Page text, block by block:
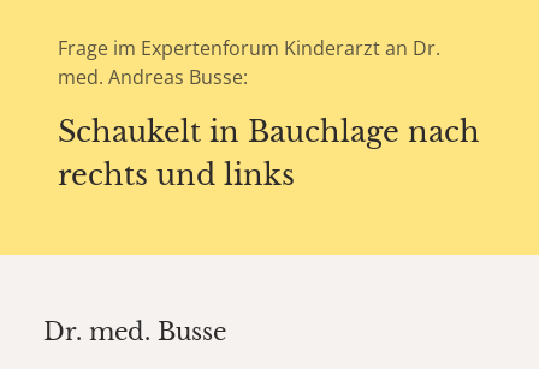
Frage im Expertenforum Kinderarzt an Dr.
med. Andreas Busse:
Schaukelt in Bauchlage nach
rechts und links
Dr. med. Busse